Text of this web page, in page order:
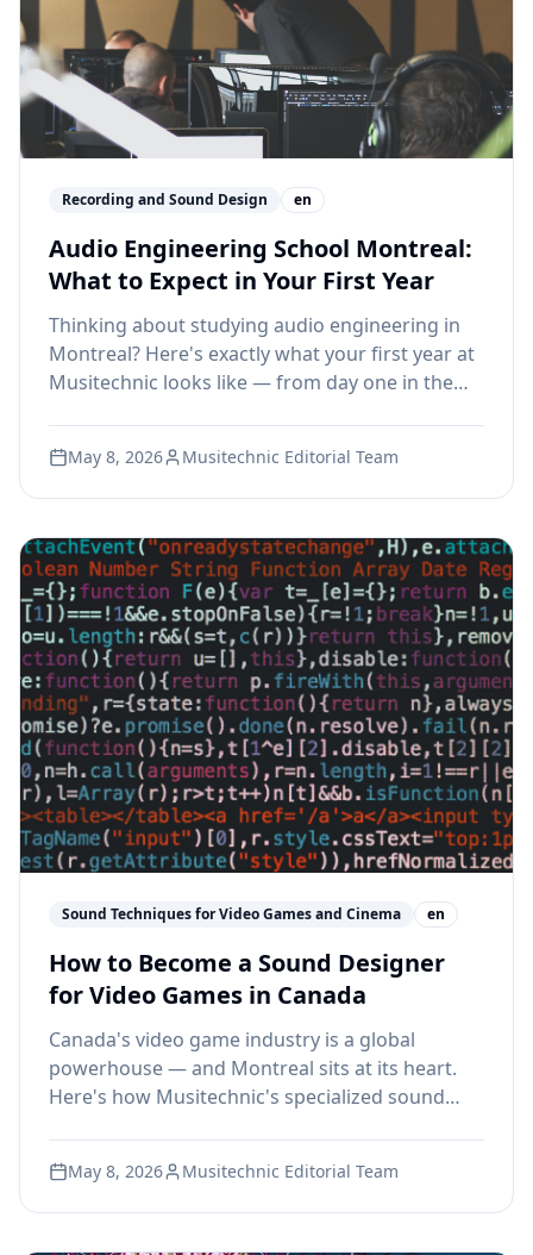
Recording and Sound Design en
Audio Engineering School Montreal:
What to Expect in Your First Year
Thinking about studying audio engineering in
Montreal? Here's exactly what your first year at
Musitechnic looks like — from day one in the
May 8, 2026 Musitechnic Editorial Team
Sound Techniques for Video Games and Cinema en
How to Become a Sound Designer
for Video Games in Canada
Canada's video game industry is a global
powerhouse — and Montreal sits at its heart.
Here's how Musitechnic's specialized sound
May 8, 2026 Musitechnic Editorial Team